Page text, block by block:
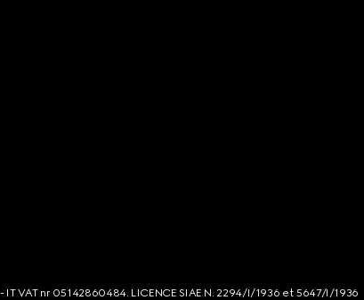
VAT nr 05142860484. LICENCE SIAE N. 2294/I/1936 et 5647/I/1936